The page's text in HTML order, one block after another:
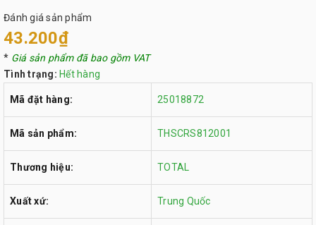
Đánh giá sản phẩm
43.200₫
* Giá sản phẩm đã bao gồm VAT
Tình trạng: Hết hàng
Mã đặt hàng: 25018872
Mã sản phẩm: THSCRS812001
Thương hiệu: TOTAL
Xuất xứ: Trung Quốc